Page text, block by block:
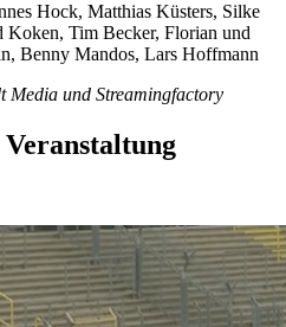
Hock, Matthias Küsters, Silke
Koken, Tim Becker, Florian und
Benny Mandos, Lars Hoffmann
Media und Streamingfactory